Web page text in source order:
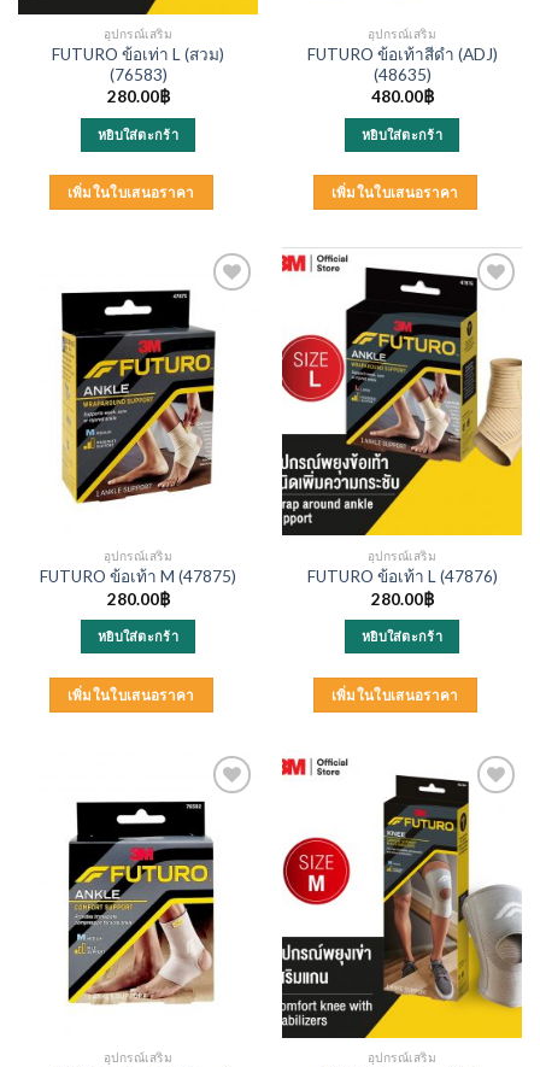
อุปกรณ์เสริม
FUTURO ข้อเท่า L (สวม)
(76583)
280.00฿
หยิบใส่ตะกร้า
เพิ่มในใบเสนอราคา
อุปกรณ์เสริม
FUTURO ข้อเท้าสีดำ (ADJ)
(48635)
480.00฿
หยิบใส่ตะกร้า
เพิ่มในใบเสนอราคา
อุปกรณ์เสริม
FUTURO ข้อเท้า M (47875)
280.00฿
หยิบใส่ตะกร้า
เพิ่มในใบเสนอราคา
อุปกรณ์เสริม
FUTURO ข้อเท้า L (47876)
280.00฿
หยิบใส่ตะกร้า
เพิ่มในใบเสนอราคา
อุปกรณ์เสริม อุปกรณ์เสริม